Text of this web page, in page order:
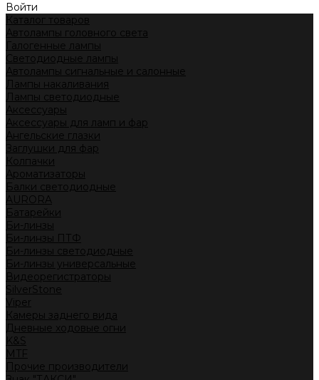
Войти
Каталог товаров
Автолампы головного света
Галогенные лампы
Светодиодные лампы
Автолампы сигнальные и салонные
Лампы накаливания
Лампы светодиодные
Аксессуары
Аксессуары для ламп и фар
Ангельские глазки
Заглушки для фар
Колпачки
Ароматизаторы
Балки светодиодные
AURORA
Батарейки
Би-линзы
Би-линзы ПТФ
Би-линзы светодиодные
Би-линзы универсальные
Видеорегистраторы
SilverStone
Viper
Камеры заднего вида
Дневные ходовые огни
K&S
MTF
Прочие производители